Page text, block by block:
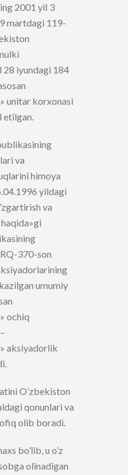
2001 yil 3
martdagi 119-
28 iyundagi 184
unitar korxonasi
va
himoya
yildagi
va
370-son
umumiy
ochiq
aksiyadorlik
O’zbekiston
qonunlari va
olib boradi.
bo’lib, u o’z
olinadigan